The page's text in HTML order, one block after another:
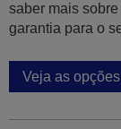
saber mais
garantia para o
Veja as